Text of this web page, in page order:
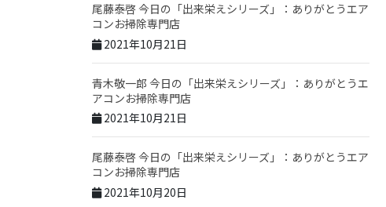
尾藤泰啓 今日の「出来栄えシリーズ」：ありがとうエア
コンお掃除専門店
2021年10月21日
青木敬一郎 今日の「出来栄えシリーズ」：ありがとうエ
アコンお掃除専門店
2021年10月21日
尾藤泰啓 今日の「出来栄えシリーズ」：ありがとうエア
コンお掃除専門店
2021年10月20日